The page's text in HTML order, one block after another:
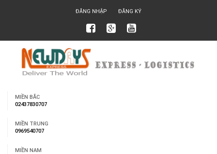
ĐĂNG NHẬP ĐĂNG KÝ
MIỀN BẮC
02437830707
MIỀN TRUNG
0969540707
MIỀN NAM